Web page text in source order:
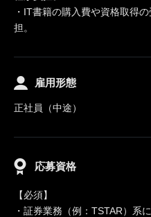
・IT書籍の購入費や資格取得
担。
雇用形態
正社員（中途）
応募資格
【必須】
・証券業務（例：TSTAR）系